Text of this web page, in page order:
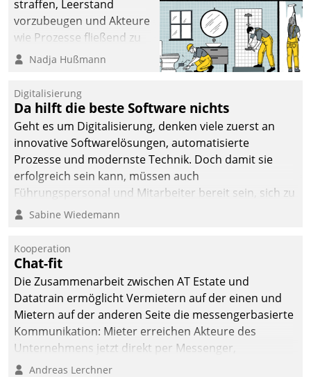
straffen, Leerstand
vorzubeugen und Akteure
wie Prozesse fließend zu
vernetzen, nutzt die
Jahresbeginn eine
Überblick, Einsicht und
Eingriff bietende Lösung.
Zur Entwicklung setzte
man auf
Cloudtechnologie,
bewährte und Startup-
agile Projektmethoden.
Nadja Hußmann
Digitalisierung
Da hilft die beste Software nichts
Geht es um Digitalisierung, denken viele zuerst an
innovative Softwarelösungen, automatisierte
Prozesse und modernste Technik. Doch damit sie
erfolgreich sein kann, müssen auch
Führungspersonal und Mitarbeiter bereit sein, sich zu
verändern und anzupassen, sonst werden sie an ihr
Sabine Wiedemann
Kooperation
Chat-fit
Die Zusammenarbeit zwischen AT Estate und
Datatrain ermöglicht Vermietern auf der einen und
Mietern auf der anderen Seite die messengerbasierte
Kommunikation: Mieter erreichen Akteure des
Unternehmens jetzt direkt per Messenger,
Mitarbeiter oder Dienstleister empfangen oder
Andreas Lerchner